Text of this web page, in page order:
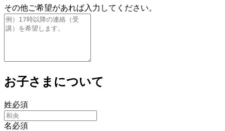
その他ご希望があれば入力してください。
お子さまについて
姓必須
名必須